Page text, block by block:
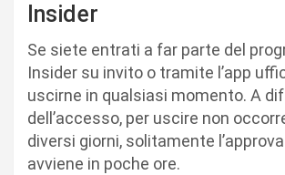
Insider
Se siete entrati a far parte del
Insider su invito o tramite l’app
uscirne in qualsiasi momento. A
dell’accesso, per uscire non
diversi giorni, solitamente
avviene in poche ore.